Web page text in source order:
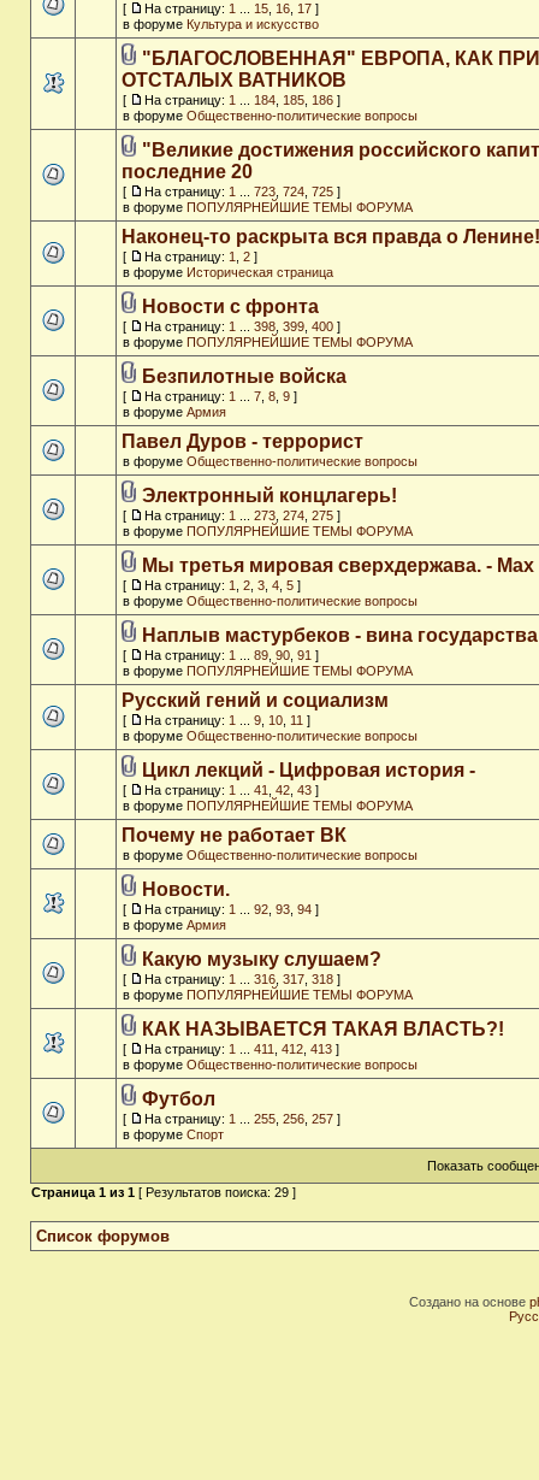
[ На страницу: 1 15 16 17 ]
в форуме Культура и искусство
"БЛАГОСЛОВЕННАЯ" ЕВРОПА, КАК
ОТСТАЛЫХ ВАТНИКОВ
[ На страницу: 1 184 185 186 ]
в форуме Общественно-политические вопросы
"Великие достижения российского
последние 20
[ На страницу: 1 723 724 725 ]
в форуме ПОПУЛЯРНЕЙШИЕ ТЕМЫ ФОРУМА
Наконец-то раскрыта вся правда о Ленине!
[ На страницу: 1 2 ]
в форуме Историческая страница
Новости с фронта
[ На страницу: 1 398 399 400 ]
в форуме ПОПУЛЯРНЕЙШИЕ ТЕМЫ ФОРУМА
Безпилотные войска
[ На страницу: 1 7 8 9 ]
в форуме Армия
Павел Дуров - террорист
в форуме Общественно-политические вопросы
Электронный концлагерь!
[ На страницу: 1 273 274 275 ]
в форуме ПОПУЛЯРНЕЙШИЕ ТЕМЫ ФОРУМА
Мы третья мировая сверхдержава. - Max
[ На страницу: 1 2 3 4 5 ]
в форуме Общественно-политические вопросы
Наплыв мастурбеков - вина государства
[ На страницу: 1 89 90 91 ]
в форуме ПОПУЛЯРНЕЙШИЕ ТЕМЫ ФОРУМА
Русский гений и социализм
[ На страницу: 1 9 10 11 ]
в форуме Общественно-политические вопросы
Цикл лекций - Цифровая история -
[ На страницу: 1 41 42 43 ]
в форуме ПОПУЛЯРНЕЙШИЕ ТЕМЫ ФОРУМА
Почему не работает ВК
в форуме Общественно-политические вопросы
Новости.
[ На страницу: 1 92 93 94 ]
в форуме Армия
Какую музыку слушаем?
[ На страницу: 1 316 317 318 ]
в форуме ПОПУЛЯРНЕЙШИЕ ТЕМЫ ФОРУМА
КАК НАЗЫВАЕТСЯ ТАКАЯ ВЛАСТЬ?!
[ На страницу: 1 411 412 413 ]
в форуме Общественно-политические вопросы
Футбол
[ На страницу: 1 255 256 257 ]
в форуме Спорт
Показать
Страница 1 из 1 [ Результатов поиска: 29 ]
Список форумов
Создано на основе